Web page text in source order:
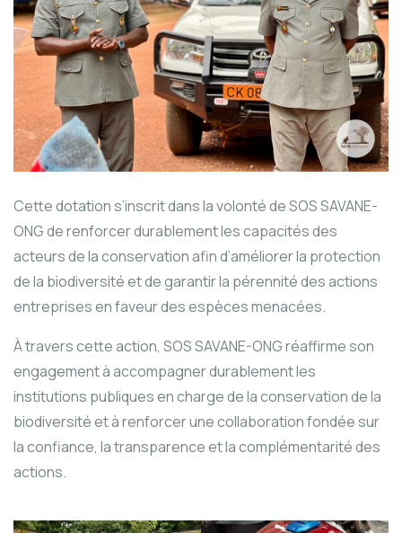
Cette dotation s’inscrit dans la volonté de SOS SAVANE-
ONG de renforcer durablement les capacités des
acteurs de la conservation afin d’améliorer la protection
de la biodiversité et de garantir la pérennité des actions
entreprises en faveur des espèces menacées.
À travers cette action, SOS SAVANE-ONG réaffirme son
engagement à accompagner durablement les
institutions publiques en charge de la conservation de la
biodiversité et à renforcer une collaboration fondée sur
la confiance, la transparence et la complémentarité des
actions.